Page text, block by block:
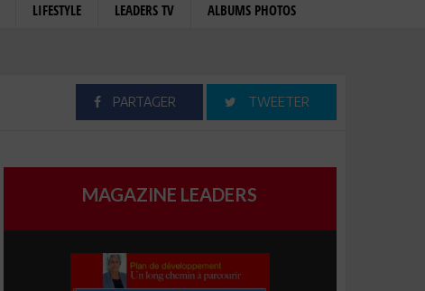
LIFESTYLE LEADERS TV ALBUMS PHOTOS
PARTAGER TWEETER
MAGAZINE LEADERS